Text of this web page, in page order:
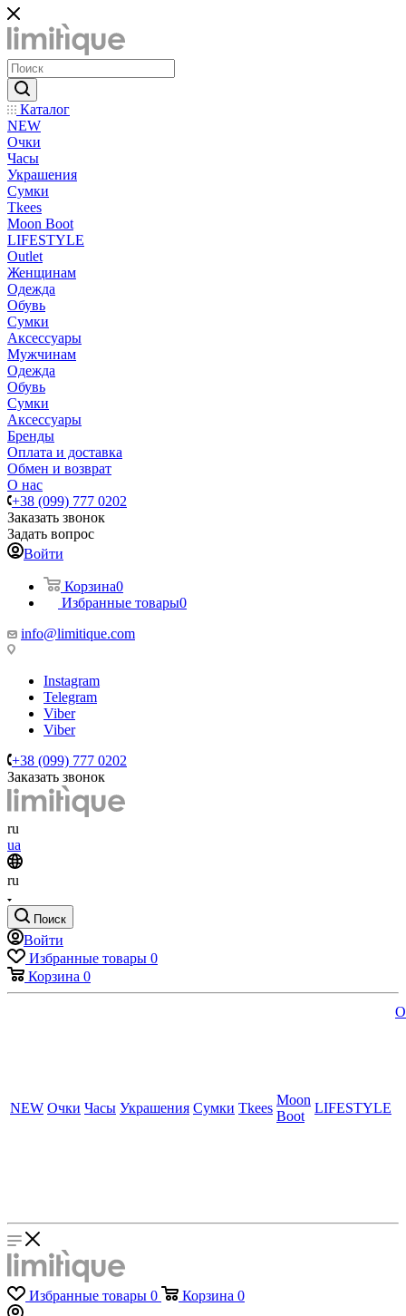
Каталог
NEW
Очки
Часы
Украшения
Сумки
Tkees
Moon Boot
LIFESTYLE
Outlet
Женщинам
Одежда
Обувь
Сумки
Аксессуары
Мужчинам
Одежда
Обувь
Сумки
Аксессуары
Бренды
Оплата и доставка
Обмен и возврат
О нас
+38 (099) 777 0202
Заказать звонок
Задать вопрос
Войти
Корзина0
Избранные товары0
info@limitique.com
Instagram
Telegram
Viber
Viber
+38 (099) 777 0202
Заказать звонок
ru
ua
ru
Поиск
Войти
Избранные товары 0
Корзина 0
NEW Очки Часы Украшения Сумки Tkees
Moon
Boot
LIFESTYLE
Избранные товары 0 Корзина 0